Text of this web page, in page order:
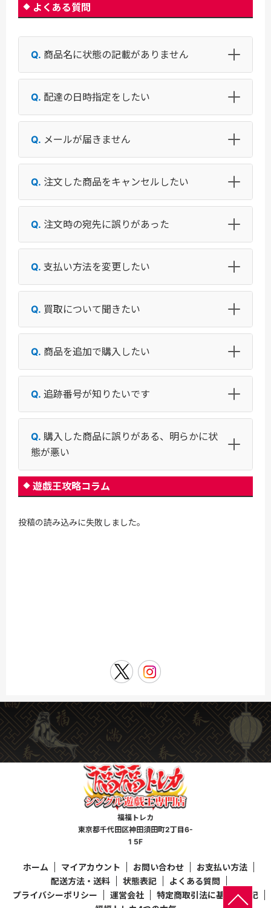
よくある質問
商品名に状態の記載がありません
配達の日時指定をしたい
メールが届きません
注文した商品をキャンセルしたい
注文時の宛先に誤りがあった
支払い方法を変更したい
買取について聞きたい
商品を追加で購入したい
追跡番号が知りたいです
購入した商品に誤りがある、明らかに状
態が悪い
遊戯王攻略コラム
投稿の読み込みに失敗しました。
福福トレカ
東京都千代田区神田須田町2丁目6-
1 5F
ホーム マイアカウント お問い合わせ
お支払い方法
配送方法・送料
状態表記
よくある質問
プライバシーポリシー
運営会社
特定商取引法に基づく表記